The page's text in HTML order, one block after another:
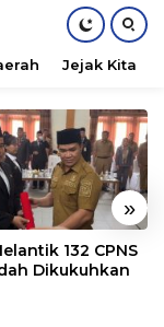
Jejak Kita
»
132 CPNS
Dikukuhkan